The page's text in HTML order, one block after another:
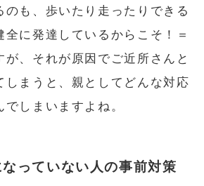
のも、歩いたり走ったりできる
全に発達しているからこそ！＝
が、それが原因でご近所さんと
しまうと、親としてどんな対応
しまいますよね。
っていない人の事前対策